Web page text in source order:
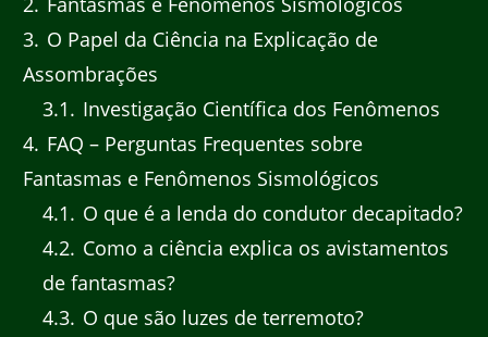
3 O Papel da Ciência na Explicação de
Assombrações
3.1
Investigação Científica dos Fenômenos
4 FAQ – Perguntas Frequentes sobre
Fantasmas e Fenômenos Sismológicos
4.1
O que é a lenda do condutor decapitado?
4.2 Como a ciência explica os avistamentos
de fantasmas?
4.3 O que são luzes de terremoto?